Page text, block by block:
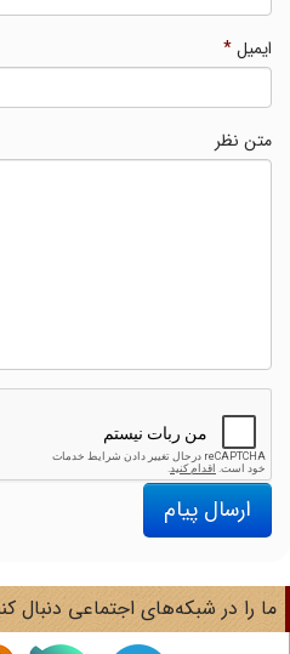
ایمیل*
متن نظر
ارسال پیام
را در شبکه‌های اجتماعی دنبال کنید